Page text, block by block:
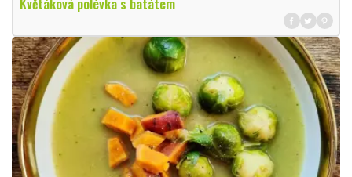
Květáková polévka s batátem